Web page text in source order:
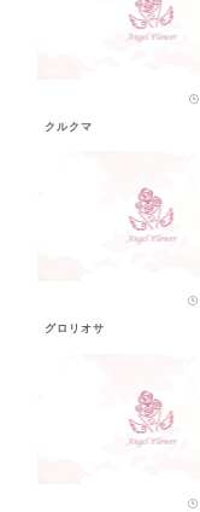
クルクマ
グロリオサ